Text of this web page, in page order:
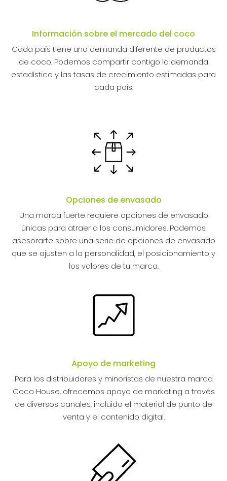
Información sobre el mercado del coco
Cada país tiene una demanda diferente de productos
de coco. Podemos compartir contigo la demanda
estadística y las tasas de crecimiento estimadas para
cada país.
Opciones de envasado
Una marca fuerte requiere opciones de envasado
únicas para atraer a los consumidores. Podemos
asesorarte sobre una serie de opciones de envasado
que se ajusten a la personalidad, el posicionamiento y
los valores de tu marca.
Apoyo de marketing
Para los distribuidores y minoristas de nuestra marca
Coco House, ofrecemos apoyo de marketing a través
de diversos canales, incluido el material de punto de
venta y el contenido digital.